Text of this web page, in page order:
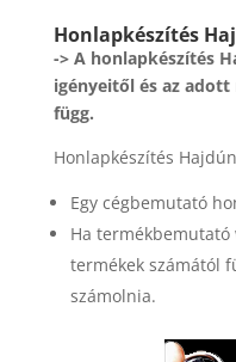
Honlapkészítés
-> A honlapkészítés
igényeitől és az
függ.
Honlapkészítés
Egy cégbemutató
Ha
termékek számától
számolnia.